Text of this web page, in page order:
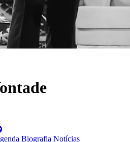
Biografia Notícias